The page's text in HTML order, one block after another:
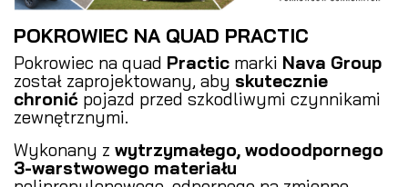
POKROWIEC NA QUAD PRACTIC
Pokrowiec na quad Practic marki Nava Group
został zaprojektowany, aby skutecznie
chronić pojazd przed szkodliwymi czynnikami
zewnętrznymi.
Wykonany z wytrzymałego, wodoodpornego
3-warstwowego materiału